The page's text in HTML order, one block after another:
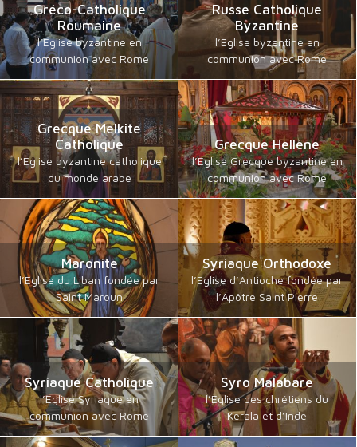
Gréco-Catholique
Roumaine
l’Eglise byzantine en
communion avec Rome
Russe Catholique
Byzantine
l’Eglise byzantine en
communion avec Rome
Grecque Melkite
Catholique
l’Eglise byzantine catholique
du monde arabe
Grecque Hellène
l’Eglise Grecque byzantine en
communion avec Rome
Maronite
l’Eglise du Liban fondée par
Saint Maroun
Syriaque Orthodoxe
l’Eglise d’Antioche fondée par
l’Apôtre Saint Pierre
Syriaque Catholique
l’Eglise Syriaque en
communion avec Rome
Syro Malabare
l’Eglise des chrétiens du
Kerala et d’Inde